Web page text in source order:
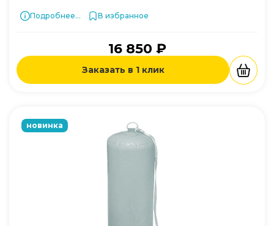
Подробнее... В избранное
16 850 ₽
Заказать в 1 клик
новинка